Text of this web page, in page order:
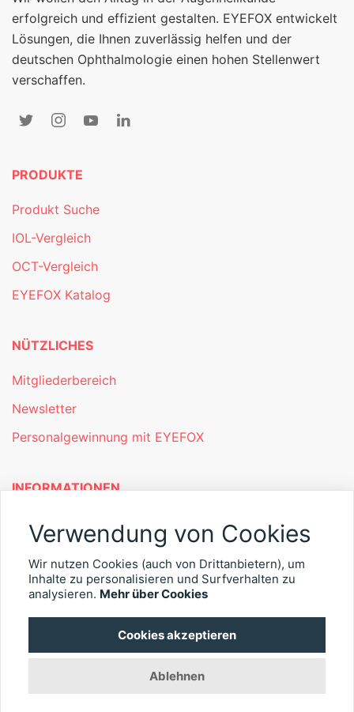
erfolgreich und effizient gestalten. EYEFOX entwickelt
Lösungen, die Ihnen zuverlässig helfen und der
deutschen Ophthalmologie einen hohen Stellenwert
verschaffen.
PRODUKTE
Produkt Suche
IOL-Vergleich
OCT-Vergleich
EYEFOX Katalog
NÜTZLICHES
Mitgliederbereich
Newsletter
Personalgewinnung mit EYEFOX
INFORMATIONEN
Was ist EYEFOX – Ihre Möglichkeiten
Kontakt
© 2026 EYEFOX UG (haftungsbeschränkt)
Verwendung von Cookies
Wir nutzen Cookies (auch von Drittanbietern), um
Inhalte zu personalisieren und Surfverhalten zu
analysieren. Mehr über Cookies
Cookies akzeptieren
Ablehnen